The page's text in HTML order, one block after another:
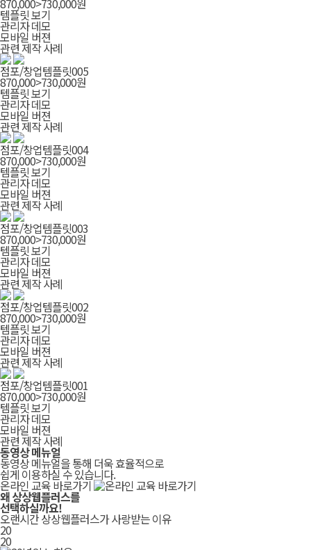
870,000>730,000원
템플릿 보기
관리자 데모
모바일 버젼
관련 제작 사례
점포/창업템플릿005
870,000>730,000원
템플릿 보기
관리자 데모
모바일 버젼
관련 제작 사례
점포/창업템플릿004
870,000>730,000원
템플릿 보기
관리자 데모
모바일 버젼
관련 제작 사례
점포/창업템플릿003
870,000>730,000원
템플릿 보기
관리자 데모
모바일 버젼
관련 제작 사례
점포/창업템플릿002
870,000>730,000원
템플릿 보기
관리자 데모
모바일 버젼
관련 제작 사례
점포/창업템플릿001
870,000>730,000원
템플릿 보기
관리자 데모
모바일 버젼
관련 제작 사례
동영상 메뉴얼
동영상 메뉴얼을 통해 더욱 효율적으로
쉽게 이용하실 수 있습니다.
온라인 교육 바로가기
왜상상웹플러스를
선택하실까요!
오랜시간 상상웹플러스가 사랑받는 이유
20
20